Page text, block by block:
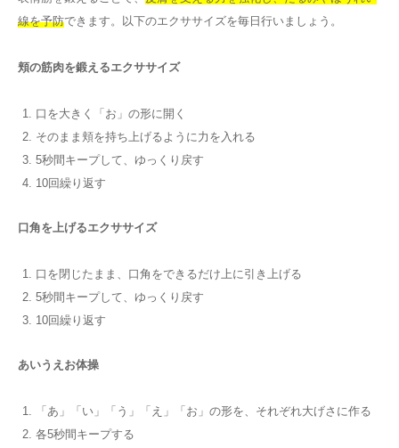
線を予防できます。以下のエクササイズを毎日行いましょう。
頬の筋肉を鍛えるエクササイズ
口を大きく「お」の形に開く
そのまま頬を持ち上げるように力を入れる
5秒間キープして、ゆっくり戻す
10回繰り返す
口角を上げるエクササイズ
口を閉じたまま、口角をできるだけ上に引き上げる
5秒間キープして、ゆっくり戻す
10回繰り返す
あいうえお体操
「あ」「い」「う」「え」「お」の形を、それぞれ大げさに作る
各5秒間キープする